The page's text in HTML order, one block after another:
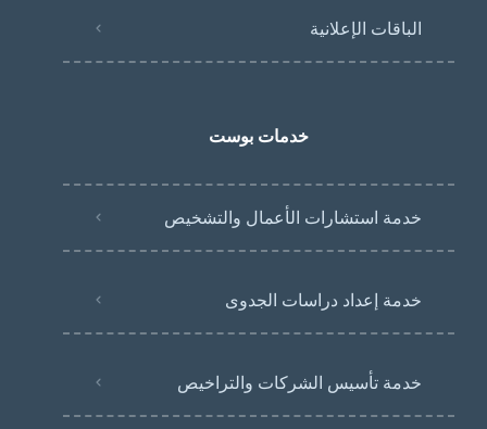
الباقات الإعلانية
خدمات بوست
خدمة استشارات الأعمال والتشخيص
خدمة إعداد دراسات الجدوى
خدمة تأسيس الشركات والتراخيص